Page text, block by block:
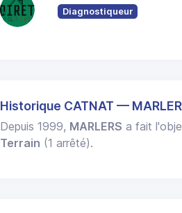
Diagnostiqueur
Historique CATNAT —
Depuis 1999, MARLERS a fait
Terrain (1 arrêté).